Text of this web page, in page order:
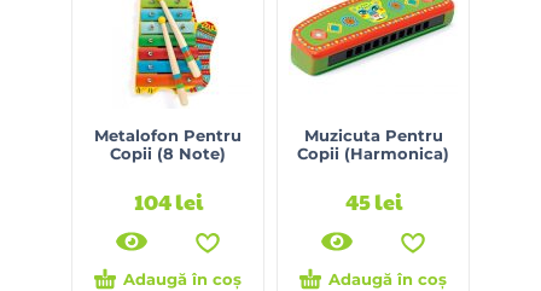
Metalofon Pentru
Copii (8 Note)
104lei
Adaugă în coș
Muzicuta Pentru
Copii (Harmonica)
45lei
Adaugă în coș